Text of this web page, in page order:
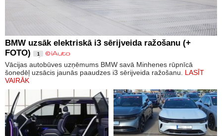
BMW uzsāk elektriskā i3 sērijveida ražošanu (+
FOTO)
1
Vācijas autobūves uzņēmums BMW savā Minhenes rūpnīcā
šonedēļ uzsācis jaunās paaudzes i3 sērijveida ražošanu. LASĪT
VAIRĀK